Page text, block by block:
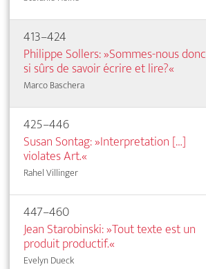
413–424
Philippe Sollers: »Sommes-nous donc
si sûrs de savoir écrire et lire?«
Marco Baschera
425–446
Susan Sontag: »Interpretation […]
violates Art.«
Rahel Villinger
447–460
Jean Starobinski: »Tout texte est un
produit productif.«
Evelyn Dueck